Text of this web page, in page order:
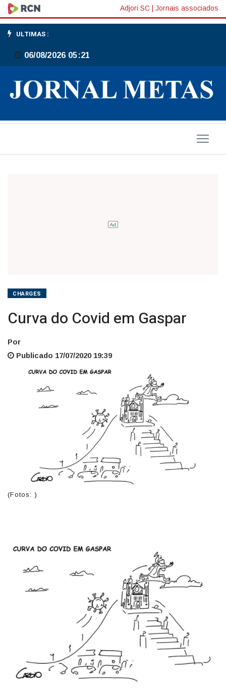
Curva
do
Covid
em
Gaspar
Adjori SC Jornais associados
ULTIMAS :
06/08/2026 05:21
CHARGES
Curva do Covid em Gaspar
Por
Publicado 17/07/2020 19:39
(Fotos: )